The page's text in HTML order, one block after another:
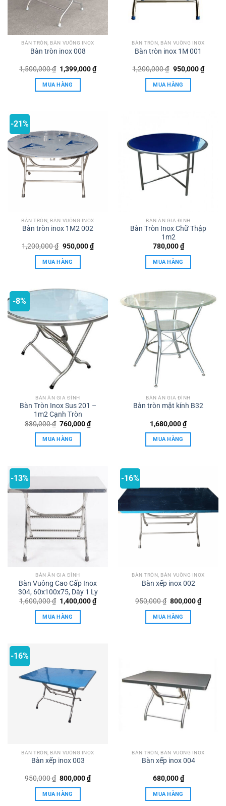
BÀN TRÒN, BÀN VUÔNG INOX
Bàn tròn inox 008
1,500,000₫ Giá
gốc
là:
1,500,000 ₫.
1,399,000₫Giá
hiện
MUA HÀNG
BÀN TRÒN, BÀN VUÔNG INOX
Bàn tròn inox 1M 001
1,200,000₫ Giá
là:
1,200,000 ₫.
950,000₫Giá
hiện
MUA HÀNG
-21%
BÀN TRÒN, BÀN VUÔNG INOX
Bàn tròn inox 1M2 002
1,200,000₫ Giá
là:
1,200,000 ₫.
950,000₫Giá
hiện
MUA HÀNG
BÀN ĂN GIA ĐÌNH
Bàn Tròn Inox Chữ Thập
1m2
780,000₫
MUA HÀNG
-8%
BÀN ĂN GIA ĐÌNH
Bàn Tròn Inox Sus 201 –
1m2 Cạnh Tròn
830,000₫ Giá
là:
830,000 ₫.
760,000₫Giá
hiện
MUA HÀNG
BÀN ĂN GIA ĐÌNH
Bàn tròn mặt kính B32
1,680,000₫
MUA HÀNG
-13%
BÀN ĂN GIA ĐÌNH
Bàn Vuông Cao Cấp Inox
304, 60x100x75, Dày 1 Ly
1,600,000₫ Giá
gốc
là:
1,600,000 ₫.
1,400,000₫Giá
hiện
MUA HÀNG
-16%
BÀN TRÒN, BÀN VUÔNG INOX
Bàn xếp inox 002
950,000₫ Giá
là:
950,000 ₫.
800,000₫Giá
hiện
MUA HÀNG
-16%
BÀN TRÒN, BÀN VUÔNG INOX
Bàn xếp inox 003
950,000₫ Giá
là:
950,000 ₫.
800,000₫Giá
hiện
MUA HÀNG
BÀN TRÒN, BÀN VUÔNG INOX
Bàn xếp inox 004
680,000₫
MUA HÀNG